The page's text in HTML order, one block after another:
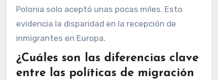
Polonia solo aceptó unas pocas miles. Esto
evidencia la disparidad en la recepción de
inmigrantes en Europa.
¿Cuáles son las diferencias clave
entre las políticas de migración